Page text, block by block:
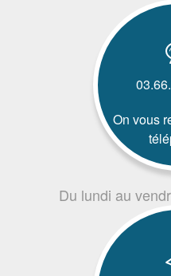
On vous
Du lundi au